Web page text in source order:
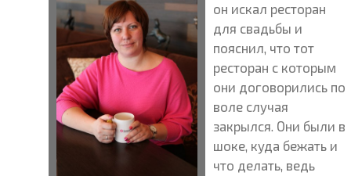
он искал ресторан
для свадьбы и
пояснил, что тот
ресторан с которым
они договорились по
воле случая
закрылся. Они были в
шоке, куда бежать и
что делать, ведь